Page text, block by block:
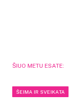
ŠIUO METU ESATE:
ŠEIMA IR SVEIKATA